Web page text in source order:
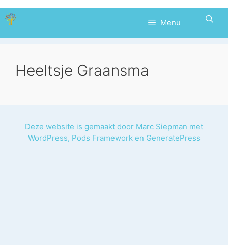
Ga
naar
Menu
Heeltsje Graansma
Deze website is gemaakt door Marc Siepman met
WordPress, Pods Frameworken GeneratePress